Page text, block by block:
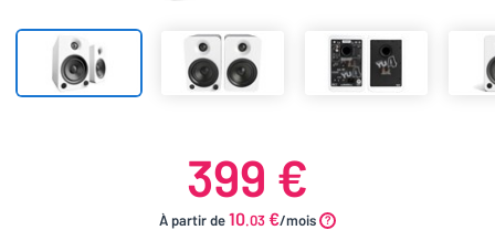
399 €
À partir de10.03 €/mois